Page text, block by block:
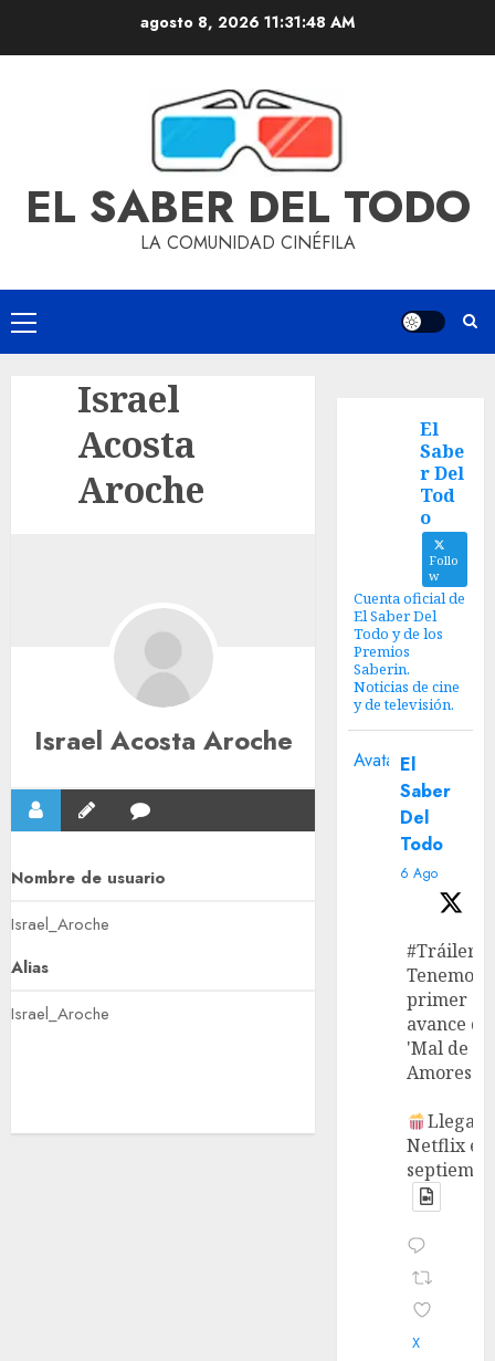
agosto 8, 2026 11:31:48 AM
EL SABER DEL TODO
LA COMUNIDAD CINÉFILA
Israel
Acosta
Aroche
Israel Acosta Aroche
Nombre de usuario
Israel_Aroche
Alias
Israel_Aroche
El
Sabe
r Del
Tod
o
Follo
w
Cuenta oficial de
El Saber Del
Todo y de los
Premios
Saberin.
Noticias de cine
y de televisión.
Avatar El
Saber
Del
Todo
6 Ago
#Tráiler
Tenemos
primer
avance de
'Mal de
Amores'.
Llega a
Netflix en
X